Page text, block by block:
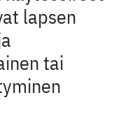
lapsen
tai